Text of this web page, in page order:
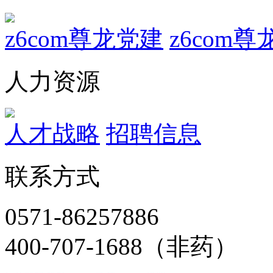
z6com尊龙党建 z6com尊
人力资源
人才战略 招聘信息
联系方式
0571-86257886
400-707-1688（非药）